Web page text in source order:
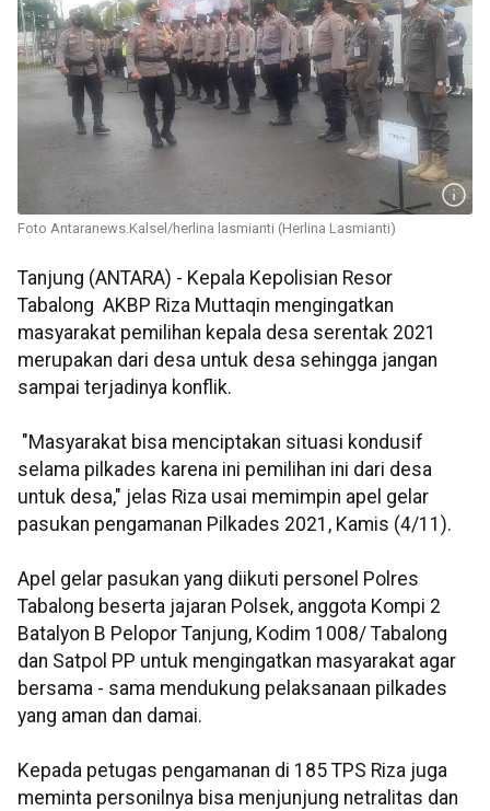
Foto Antaranews.Kalsel/herlina lasmianti (Herlina Lasmianti)
Tanjung (ANTARA) - Kepala Kepolisian Resor
Tabalong AKBP Riza Muttaqin mengingatkan
masyarakat pemilihan kepala desa serentak 2021
merupakan dari desa untuk desa sehingga jangan
sampai terjadinya konflik.
"Masyarakat bisa menciptakan situasi kondusif
selama pilkades karena ini pemilihan ini dari desa
untuk desa," jelas Riza usai memimpin apel gelar
pasukan pengamanan Pilkades 2021, Kamis (4/11).
Apel gelar pasukan yang diikuti personel Polres
Tabalong beserta jajaran Polsek, anggota Kompi 2
Batalyon B Pelopor Tanjung, Kodim 1008/ Tabalong
dan Satpol PP untuk mengingatkan masyarakat agar
bersama - sama mendukung pelaksanaan pilkades
yang aman dan damai.
Kepada petugas pengamanan di 185 TPS Riza juga
meminta personilnya bisa menjunjung netralitas dan